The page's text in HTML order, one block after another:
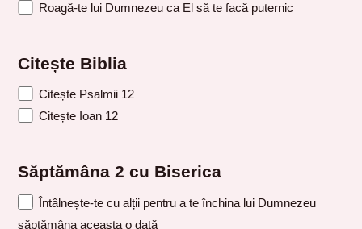
Roagă-te lui Dumnezeu ca El să te facă puternic
Citește Biblia
Citește Psalmii 12
Citește Ioan 12
Săptămâna 2 cu Biserica
Întâlnește-te cu alții pentru a te închina lui Dumnezeu
săptămâna aceasta o dată